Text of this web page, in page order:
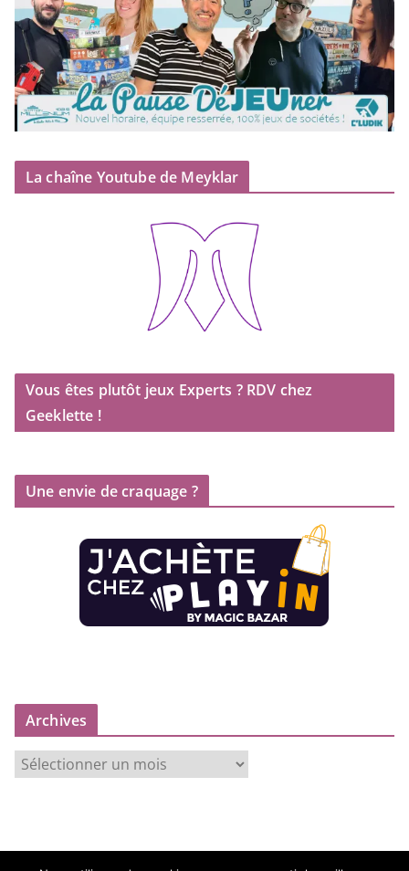
La chaîne Youtube de Meyklar
Vous êtes plutôt jeux Experts ? RDV chez
Geeklette !
Une envie de craquage ?
Archives
r
i